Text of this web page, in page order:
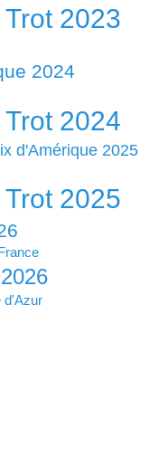
Trot 2023
2024
Trot 2024
d'Amérique 2025
Trot 2025
d'Azur